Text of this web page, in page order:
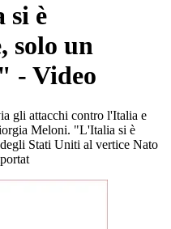
è
solo un
- Video
gli attacchi contro l'Italia e
Meloni. "L'Italia si è
Stati Uniti al vertice Nato